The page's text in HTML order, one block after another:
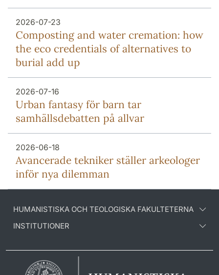
2026-07-23
Composting and water cremation: how
the eco credentials of alternatives to
burial add up
2026-07-16
Urban fantasy för barn tar
samhällsdebatten på allvar
2026-06-18
Avancerade tekniker ställer arkeologer
inför nya dilemman
HUMANISTISKA OCH TEOLOGISKA FAKULTETERNA
INSTITUTIONER